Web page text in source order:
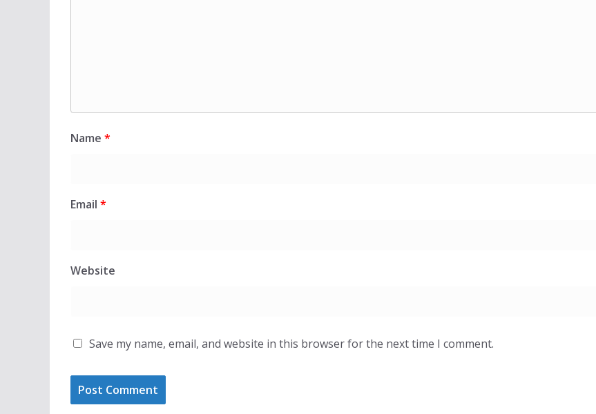
Name *
Email *
Website
Save my name, email, and website in this browser for the next time I comment.